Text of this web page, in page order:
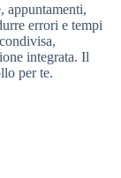
appuntamenti,
errori e tempi
integrata. Il
per te.